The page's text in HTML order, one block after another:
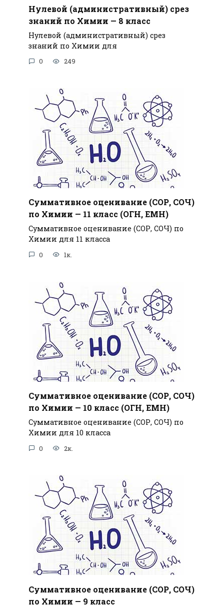
Нулевой (административный) срез
знаний по Химии — 8 класс
Нулевой (административный) срез
знаний по Химии для
0 249
Суммативное оценивание (СОР, СОЧ)
по Химии — 11 класс (ОГН, ЕМН)
Суммативное оценивание (СОР, СОЧ) по
Химии для 11 класса
0 1к.
Суммативное оценивание (СОР, СОЧ)
по Химии — 10 класс (ОГН, ЕМН)
Суммативное оценивание (СОР, СОЧ) по
Химии для 10 класса
0 2к.
Суммативное оценивание (СОР, СОЧ)
по Химии — 9 класс